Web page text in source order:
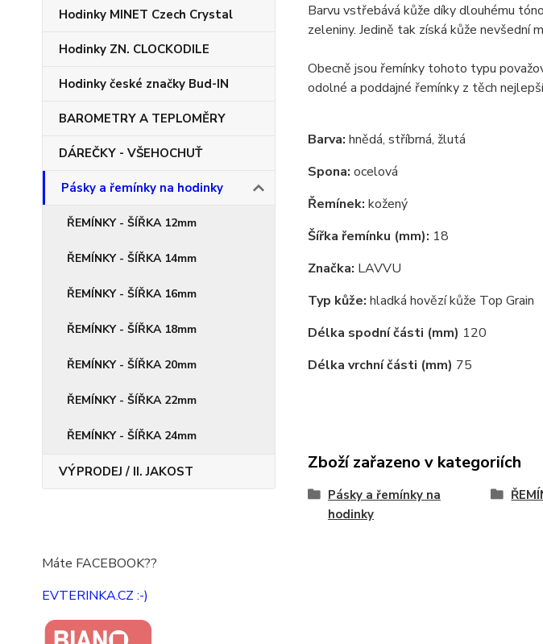
Hodinky MINET Czech Crystal
Hodinky ZN. CLOCKODILE
Hodinky české značky Bud-IN
BAROMETRY A TEPLOMĚRY
DÁREČKY - VŠEHOCHUŤ
Pásky a řemínky na hodinky
ŘEMÍNKY - ŠÍŘKA 12mm
ŘEMÍNKY - ŠÍŘKA 14mm
ŘEMÍNKY - ŠÍŘKA 16mm
ŘEMÍNKY - ŠÍŘKA 18mm
ŘEMÍNKY - ŠÍŘKA 20mm
ŘEMÍNKY - ŠÍŘKA 22mm
ŘEMÍNKY - ŠÍŘKA 24mm
VÝPRODEJ / II. JAKOST
Máte FACEBOOK??
EVTERINKA.CZ :-)
Barvu vstřebává kůže díky dlouhému
zeleniny. Jedině tak získá kůže nevšední
Obecně jsou řemínky tohoto typu
odolné a poddajné řemínky z těch
Barva: hnědá, stříbrná, žlutá
Spona: ocelová
Řemínek: kožený
Šířka řemínku (mm): 18
Značka: LAVVU
Typ kůže: hladká hovězí kůže Top Grain
Délka spodní části (mm) 120
Délka vrchní části (mm) 75
Zboží zařazeno v kategoriích
Pásky a řemínky na
hodinky